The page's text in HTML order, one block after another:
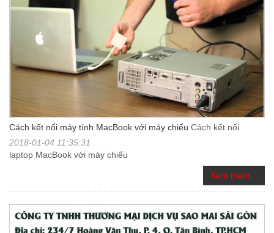
Cách kết nối máy tính MacBook với máy chiếu
2018-01-04 11:35:31
Cách kết nối
laptop MacBook với máy chiếu
Xem thêm...